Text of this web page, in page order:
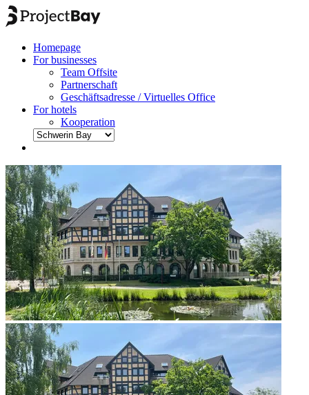
Homepage
For businesses
Team Offsite
Partnerschaft
Geschäftsadresse / Virtuelles Office
For hotels
Kooperation